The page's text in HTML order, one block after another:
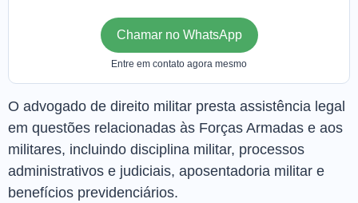
Chamar no WhatsApp
Entre em contato agora mesmo
O advogado de direito militar presta assistência legal
em questões relacionadas às Forças Armadas e aos
militares, incluindo disciplina militar, processos
administrativos e judiciais, aposentadoria militar e
benefícios previdenciários.